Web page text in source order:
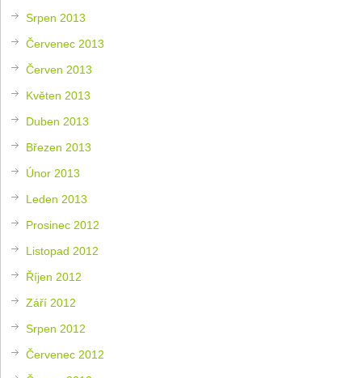
Srpen 2013
Červenec 2013
Červen 2013
Květen 2013
Duben 2013
Březen 2013
Únor 2013
Leden 2013
Prosinec 2012
Listopad 2012
Říjen 2012
Září 2012
Srpen 2012
Červenec 2012